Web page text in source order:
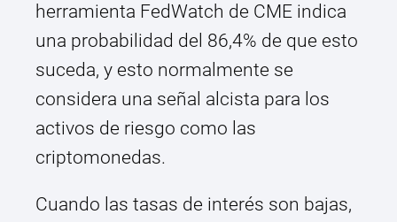
herramienta FedWatch de CME indica
una probabilidad del 86,4% de que esto
suceda, y esto normalmente se
considera una señal alcista para los
activos de riesgo como las
criptomonedas.
Cuando las tasas de interés son bajas,